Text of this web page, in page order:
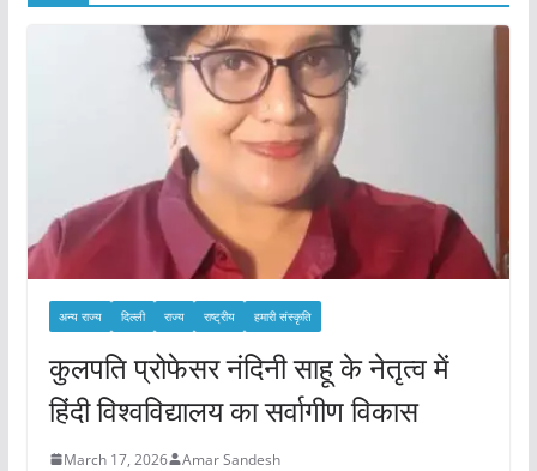
अन्य राज्य दिल्ली राज्य राष्ट्रीय हमारी संस्कृति
कुलपति प्रोफेसर नंदिनी साहू के नेतृत्व में
हिंदी विश्वविद्यालय का सर्वागीण विकास
March 17, 2026 Amar Sandesh